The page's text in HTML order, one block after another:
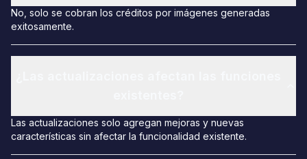
No, solo se cobran los créditos por imágenes generadas
exitosamente.
Las actualizaciones solo agregan mejoras y nuevas
características sin afectar la funcionalidad existente.